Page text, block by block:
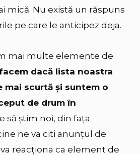
mică. Nu există un răspuns
pe care le anticipez deja.
mai multe elemente de
dacă lista noastra
mai scurtă și suntem o
de drum în
să știm noi, din fața
ne va citi anunțul de
reacționa ca element de